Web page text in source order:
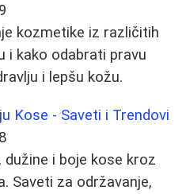
kozmetike iz različitih
i kako odabrati pravu
i lepšu kožu.
Kose - Saveti i Trendovi
i boje kose kroz
Saveti za održavanje,